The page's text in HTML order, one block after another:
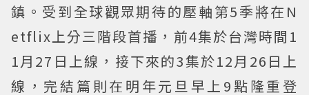
鎮。受到全球觀眾期待的壓軸第5季將在N
etflix上分三階段首播，前4集於台灣時間1
1月27日上線，接下來的3集於12月26日上
線，完結篇則在明年元旦早上9點隆重登